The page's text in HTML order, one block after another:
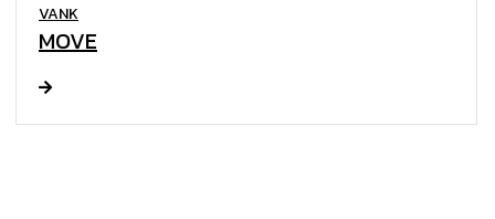
VANK
MOVE